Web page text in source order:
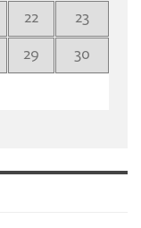
22
23
29
30